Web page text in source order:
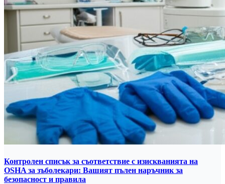
Контролен списък за съответствие с изискванията на
OSHA за зъболекари: Вашият пълен наръчник за
безопасност и правила